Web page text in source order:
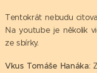
Tentokrát nebudu
Na youtube je několik
ze sbírky.
Vkus Tomáše Hanáka: